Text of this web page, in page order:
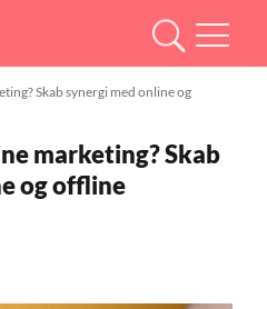
Skab synergi med online og
marketing? Skab
og offline